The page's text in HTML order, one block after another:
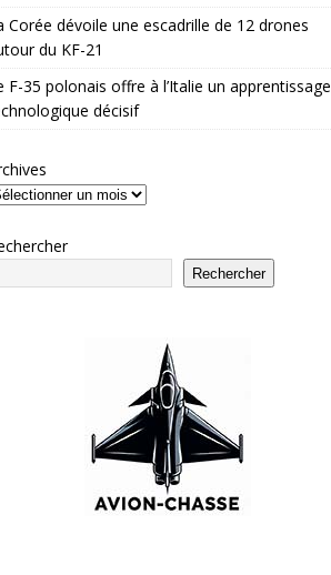
Corée dévoile une escadrille de 12 drones
du KF-21
F-35 polonais offre à l’Italie un apprentissage
décisif
Rechercher